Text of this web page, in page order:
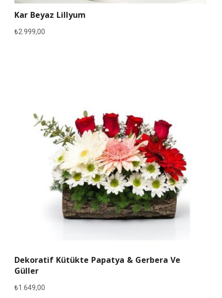
Kar Beyaz Lillyum
₺2.999,00
Dekoratif Kütükte Papatya & Gerbera Ve
Güller
₺1.649,00